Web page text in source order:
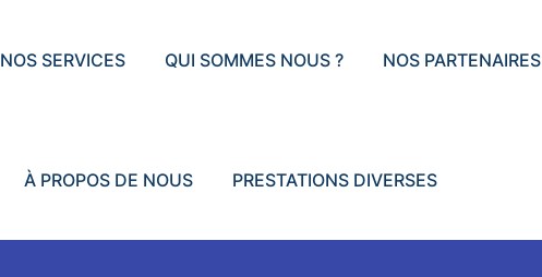
NOS SERVICES QUI SOMMES NOUS ? NOS PARTENAIRES
À PROPOS DE NOUS PRESTATIONS DIVERSES